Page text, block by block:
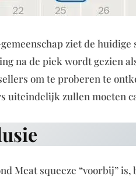
ziet de
na de piek wordt gezien
om te proberen te
uiteindelijk zullen moeten
Meat squeeze “voorbij”